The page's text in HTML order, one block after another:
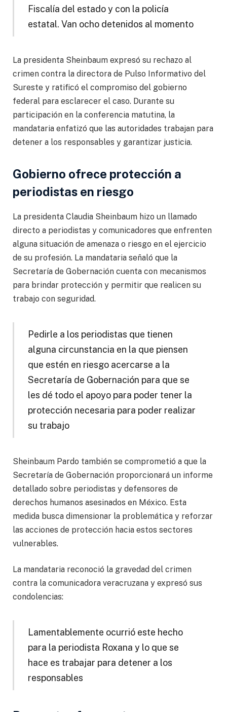
Fiscalía del estado y con la policía
estatal. Van ocho detenidos al momento
La presidenta Sheinbaum expresó su rechazo al
crimen contra la directora de Pulso Informativo del
Sureste y ratificó el compromiso del gobierno
federal para esclarecer el caso. Durante su
participación en la conferencia matutina, la
mandataria enfatizó que las autoridades trabajan para
detener a los responsables y garantizar justicia.
Gobierno ofrece protección a
periodistas en riesgo
La presidenta Claudia Sheinbaum hizo un llamado
directo a periodistas y comunicadores que enfrenten
alguna situación de amenaza o riesgo en el ejercicio
de su profesión. La mandataria señaló que la
Secretaría de Gobernación cuenta con mecanismos
para brindar protección y permitir que realicen su
trabajo con seguridad.
Pedirle a los periodistas que tienen
alguna circunstancia en la que piensen
que estén en riesgo acercarse a la
Secretaría de Gobernación para que se
les dé todo el apoyo para poder tener la
protección necesaria para poder realizar
su trabajo
Sheinbaum Pardo también se comprometió a que la
Secretaría de Gobernación proporcionará un informe
detallado sobre periodistas y defensores de
derechos humanos asesinados en México. Esta
medida busca dimensionar la problemática y reforzar
las acciones de protección hacia estos sectores
vulnerables.
La mandataria reconoció la gravedad del crimen
contra la comunicadora veracruzana y expresó sus
condolencias:
Lamentablemente ocurrió este hecho
para la periodista Roxana y lo que se
hace es trabajar para detener a los
responsables